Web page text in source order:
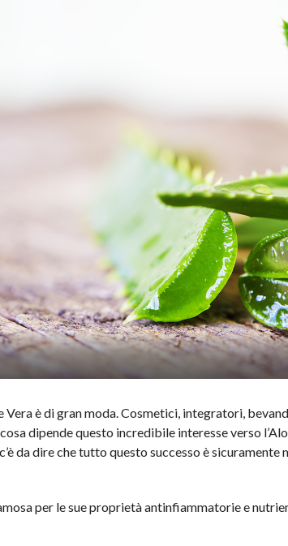
Vera è di gran moda. Cosmetici, integratori,
dipende questo incredibile interesse verso
da dire che tutto questo successo è
per le sue proprietà antinfiammatorie e